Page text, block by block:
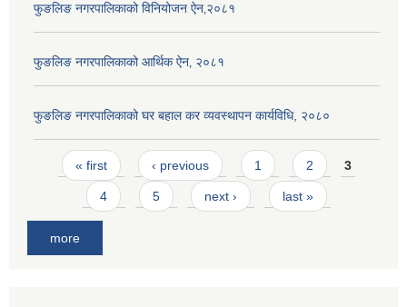
फुङलिङ नगरपालिकाको विनियोजन ऐन‚२०८१
फुङलिङ नगरपालिकाको आर्थिक ऐन‚ २०८१
फुङलिङ नगरपालिकाको घर बहाल कर व्यवस्थापन कार्यविधि, २०८०
Pages
« first ‹ previous 1 2 3
4 5 next › last »
more